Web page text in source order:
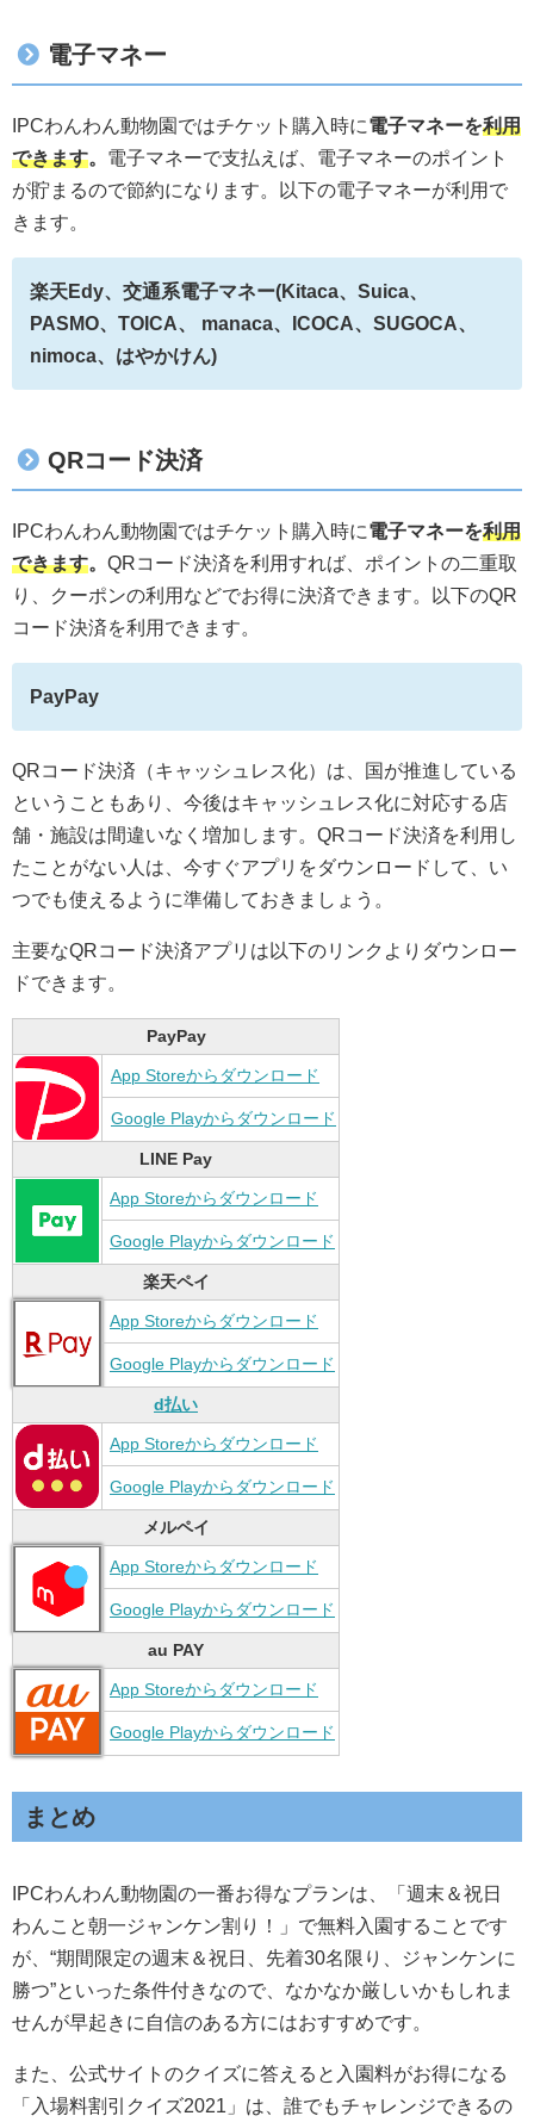
電子マネー
IPCわんわん動物園ではチケット購入時に電子マネーを利用
できます。 電子マネーで支払えば、電子マネーのポイント
が貯まるので節約になります。以下の電子マネーが利用で
きます。
楽天Edy、交通系電子マネー(Kitaca、Suica、
PASMO、TOICA、 manaca、ICOCA、SUGOCA、
nimoca、はやかけん)
QRコード決済
IPCわんわん動物園ではチケット購入時に電子マネーを利用
できます。 QRコード決済を利用すれば、ポイントの二重取
り、クーポンの利用などでお得に決済できます。以下のQR
コード決済を利用できます。
PayPay
QRコード決済（キャッシュレス化）は、国が推進している
ということもあり、今後はキャッシュレス化に対応する店
舗・施設は間違いなく増加します。QRコード決済を利用し
たことがない人は、今すぐアプリをダウンロードして、い
つでも使えるように準備しておきましょう。
主要なQRコード決済アプリは以下のリンクよりダウンロー
ドできます。
PayPay
App Storeからダウンロード
Google Playからダウンロード
LINE Pay
App Storeからダウンロード
Google Playからダウンロード
楽天ペイ
App Storeからダウンロード
Google Playからダウンロード
d払い
App Storeからダウンロード
Google Playからダウンロード
メルペイ
App Storeからダウンロード
Google Playからダウンロード
au PAY
App Storeからダウンロード
Google Playからダウンロード
まとめ
IPCわんわん動物園の一番お得なプランは、「週末＆祝日
わんこと朝一ジャンケン割り！」で無料入園することです
が、“期間限定の週末＆祝日、先着30名限り、ジャンケンに
勝つ”といった条件付きなので、なかなか厳しいかもしれま
せんが早起きに自信のある方にはおすすめです。
また、公式サイトのクイズに答えると入園料がお得になる
「入場料割引クイズ2021」は、誰でもチャレンジできるの